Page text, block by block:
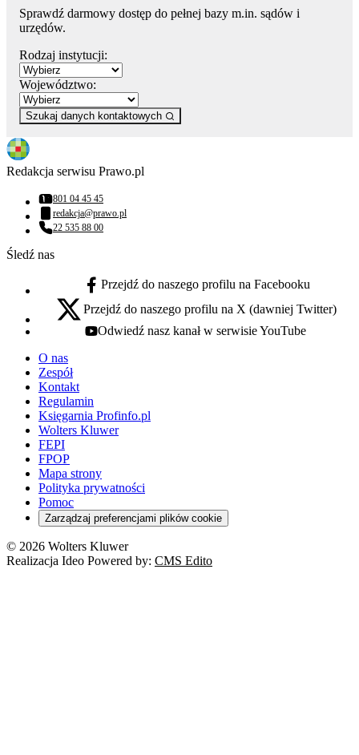
Sprawdź darmowy dostęp do pełnej bazy m.in. sądów i
urzędów.
Rodzaj instytucji:
Województwo:
Szukaj danych kontaktowych
Redakcja serwisu Prawo.pl
Numer telefonu:
801 04 45 45
Adres email:
redakcja@prawo.pl
Numer telefonu:
22 535 88 00
Śledź nas
facebook - otwiera się w nowej karcie
Przejdź do naszego profilu na Facebooku
x - otwiera się w nowej karcie
Przejdź do naszego profilu na X (dawniej Twitter)
youtube - otwiera się w nowej karcie
Odwiedź nasz kanał w serwisie YouTube
O nas
Zespół
Kontakt
Regulamin
Księgarnia Profinfo.pl
Wolters Kluwer
FEPI
FPOP
Mapa strony
Polityka prywatności
Pomoc
Zarządzaj preferencjami plików cookie
© 2026 Wolters Kluwer
Realizacja Ideo Powered by: CMS Edito